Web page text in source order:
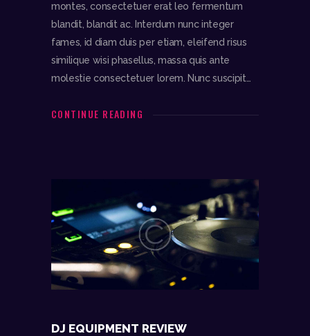
montes, consectetuer erat leo fermentum
blandit, blandit ac. Interdum nunc integer
fames, id diam duis per etiam, eleifend risus
similique wisi phasellus, massa quis ante
molestie consectetuer lorem. Nunc suscipit…
CONTINUE READING
DJ EQUIPMENT REVIEW